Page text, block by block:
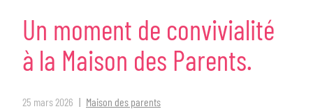
Un moment de convivialité
à la Maison des Parents.
25 mars 2026 Maison des parents